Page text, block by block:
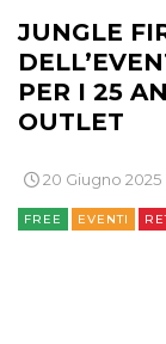
JUNGLE
PER I 25
OUTLET
20 Giugno 2025
FREE EVENTI